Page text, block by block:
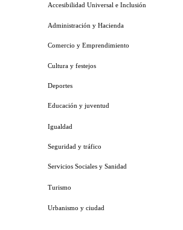
Accesibilidad Universal e Inclusión
Administración y Hacienda
Comercio y Emprendimiento
Cultura y festejos
Deportes
Educación y juventud
Igualdad
Seguridad y tráfico
Servicios Sociales y Sanidad
Turismo
Urbanismo y ciudad